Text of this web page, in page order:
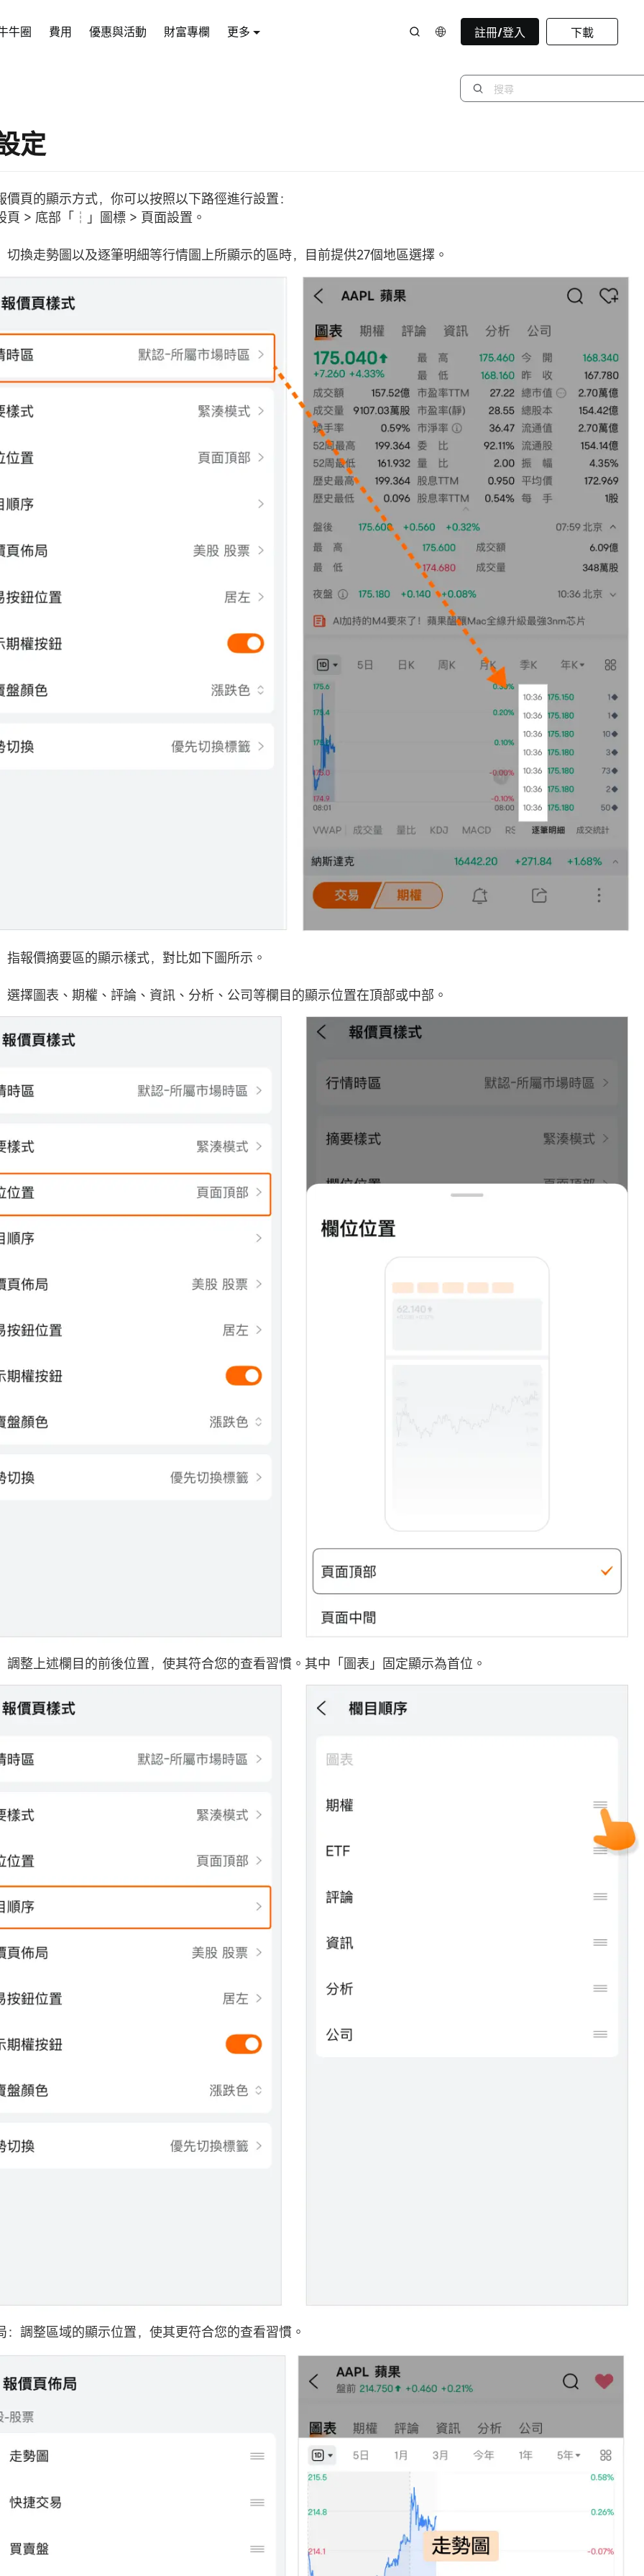
牛圈 費用 優惠與活動 財富專欄 更多 註冊/登入 下載
定
價頁的顯示方式，你可以按照以下路徑進行設置：
頁 > 底部「┆」圖標 > 頁面設置。
切換走勢圖以及逐筆明細等行情圖上所顯示的區時，目前提供27個地區選擇。
指報價摘要區的顯示樣式，對比如下圖所示。
選擇圖表、期權、評論、資訊、分析、公司等欄目的顯示位置在頂部或中部。
調整上述欄目的前後位置，使其符合您的查看習慣。其中「圖表」固定顯示為首位。
：調整區域的顯示位置，使其更符合您的查看習慣。